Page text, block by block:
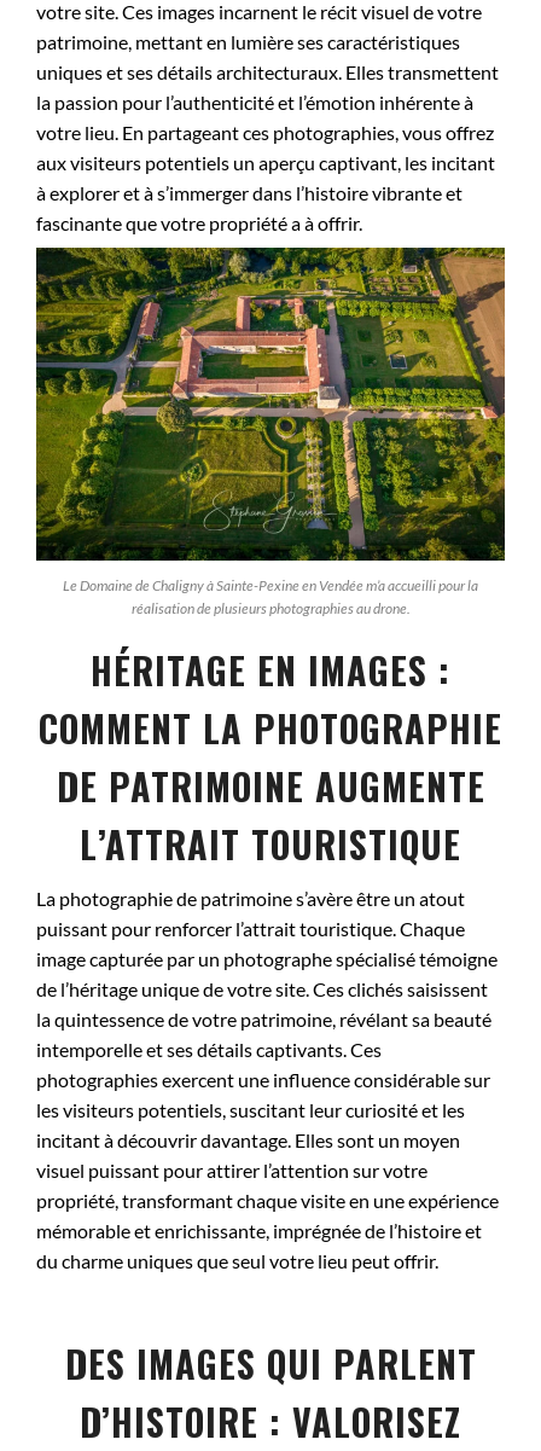
votre site. Ces images incarnent le récit visuel de votre
patrimoine, mettant en lumière ses caractéristiques
uniques et ses détails architecturaux. Elles transmettent
la passion pour l’authenticité et l’émotion inhérente à
votre lieu. En partageant ces photographies, vous offrez
aux visiteurs potentiels un aperçu captivant, les incitant
à explorer et à s’immerger dans l’histoire vibrante et
fascinante que votre propriété a à offrir.
Le Domaine de Chaligny à Sainte-Pexine en Vendée m’a accueilli pour la
réalisation de plusieurs photographies au drone.
HÉRITAGE EN IMAGES :
COMMENT LA PHOTOGRAPHIE
DE PATRIMOINE AUGMENTE
L’ATTRAIT TOURISTIQUE
La photographie de patrimoine s’avère être un atout
puissant pour renforcer l’attrait touristique. Chaque
image capturée par un photographe spécialisé témoigne
de l’héritage unique de votre site. Ces clichés saisissent
la quintessence de votre patrimoine, révélant sa beauté
intemporelle et ses détails captivants. Ces
photographies exercent une influence considérable sur
les visiteurs potentiels, suscitant leur curiosité et les
incitant à découvrir davantage. Elles sont un moyen
visuel puissant pour attirer l’attention sur votre
propriété, transformant chaque visite en une expérience
mémorable et enrichissante, imprégnée de l’histoire et
du charme uniques que seul votre lieu peut offrir.
DES IMAGES QUI PARLENT
D’HISTOIRE : VALORISEZ